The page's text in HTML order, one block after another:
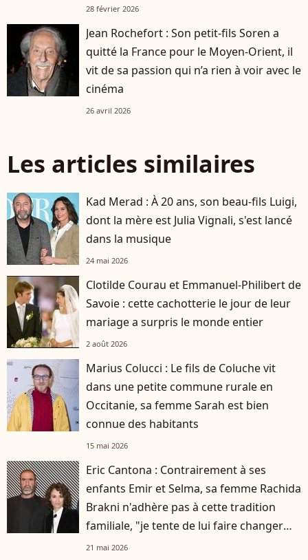
28 février 2026
Jean Rochefort : Son petit-fils Soren a
quitté la France pour le Moyen-Orient, il
vit de sa passion qui n’a rien à voir avec le
cinéma
26 avril 2026
Les articles similaires
Kad Merad : À 20 ans, son beau-fils Luigi,
dont la mère est Julia Vignali, s'est lancé
dans la musique
24 mai 2026
Clotilde Courau et Emmanuel-Philibert de
Savoie : cette cachotterie le jour de leur
mariage a surpris le monde entier
2 août 2026
Marius Colucci : Le fils de Coluche vit
dans une petite commune rurale en
Occitanie, sa femme Sarah est bien
connue des habitants
15 mai 2026
Eric Cantona : Contrairement à ses
enfants Emir et Selma, sa femme Rachida
Brakni n'adhère pas à cette tradition
familiale, "je tente de lui faire changer
d'avis"
21 mai 2026